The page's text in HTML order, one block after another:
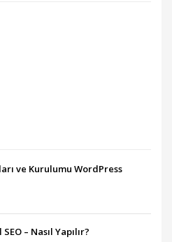
ve Kurulumu WordPress
– Nasıl Yapılır?